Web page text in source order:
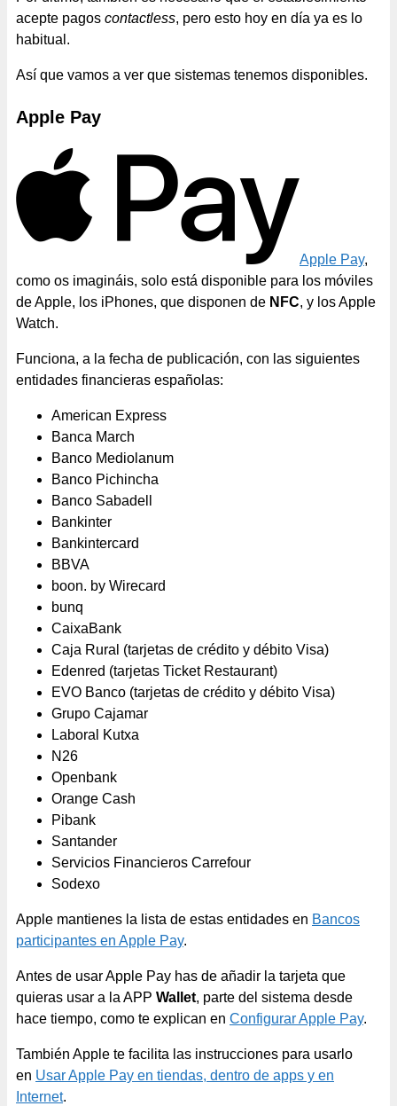
acepte pagos contactless, pero esto hoy en día ya es lo
habitual.
Así que vamos a ver que sistemas tenemos disponibles.
Apple Pay
Apple Pay,
como os imagináis, solo está disponible para los móviles
de Apple, los iPhones, que disponen de NFC, y los Apple
Watch.
Funciona, a la fecha de publicación, con las siguientes
entidades financieras españolas:
American Express
Banca March
Banco Mediolanum
Banco Pichincha
Banco Sabadell
Bankinter
Bankintercard
BBVA
boon. by Wirecard
bunq
CaixaBank
Caja Rural (tarjetas de crédito y débito Visa)
Edenred (tarjetas Ticket Restaurant)
EVO Banco (tarjetas de crédito y débito Visa)
Grupo Cajamar
Laboral Kutxa
N26
Openbank
Orange Cash
Pibank
Santander
Servicios Financieros Carrefour
Sodexo
Apple mantienes la lista de estas entidades en Bancos
participantes en Apple Pay.
Antes de usar Apple Pay has de añadir la tarjeta que
quieras usar a la APP Wallet, parte del sistema desde
hace tiempo, como te explican en Configurar Apple Pay.
También Apple te facilita las instrucciones para usarlo
en Usar Apple Pay en tiendas, dentro de apps y en
Internet.